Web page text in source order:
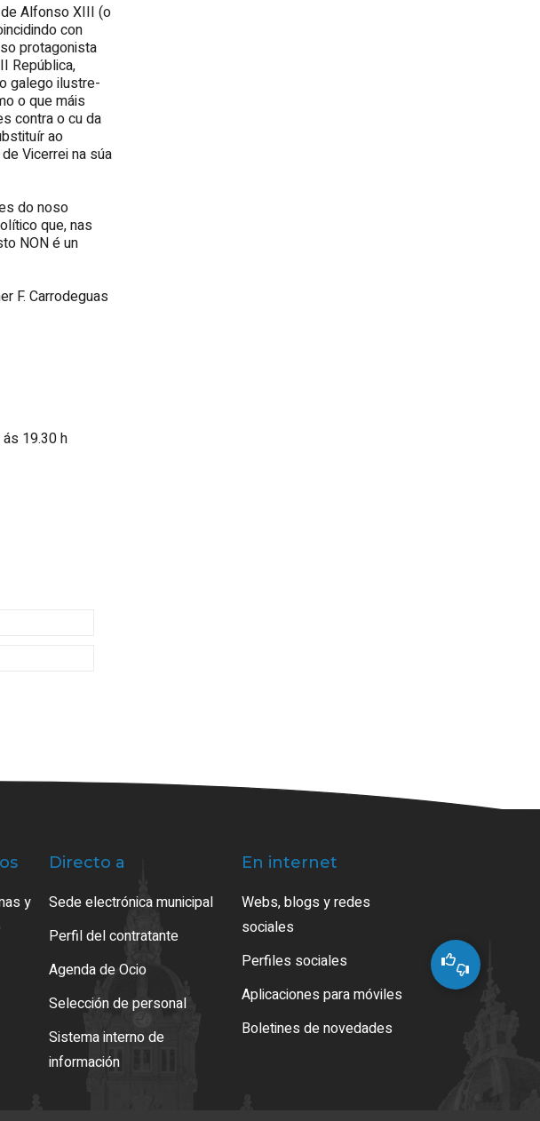
Alfonso XIII (o
con
protagonista
República,
galego ilustre-
o que máis
contra o cu da
ao
Vicerrei na súa
do noso
que, nas
NON é un
F. Carrodeguas
19.30 h
y
Directo a
Sede electrónica municipal
Perfil del contratante
Agenda de Ocio
Selección de personal
Sistema interno de
información
En internet
Webs, blogs y redes
sociales
Perfiles sociales
Aplicaciones para móviles
Boletines de novedades